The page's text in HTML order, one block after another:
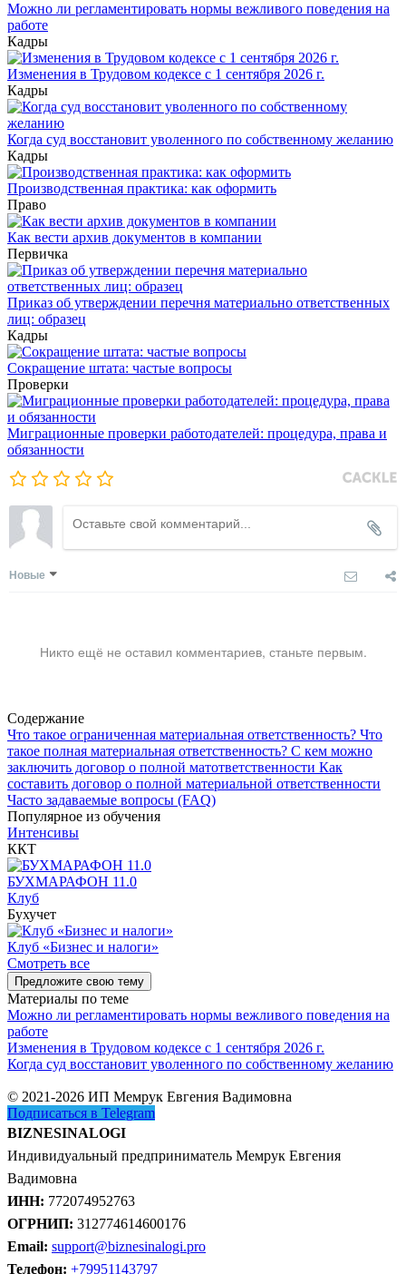
Можно ли регламентировать нормы вежливого поведения на
работе
Кадры
Изменения в Трудовом кодексе с 1 сентября 2026 г.
Кадры
Когда суд восстановит уволенного по собственному желанию
Кадры
Производственная практика: как оформить
Право
Как вести архив документов в компании
Первичка
Приказ об утверждении перечня материально ответственных
лиц: образец
Кадры
Сокращение штата: частые вопросы
Проверки
Миграционные проверки работодателей: процедура, права и
обязанности
Новые
Никто ещё не оставил комментариев, станьте первым.
Содержание
Что такое ограниченная материальная ответственность? Что
такое полная материальная ответственность? С кем можно
заключить договор о полной матответственности Как
составить договор о полной материальной ответственности
Часто задаваемые вопросы (FAQ)
Популярное из обучения
Интенсивы
ККТ
БУХМАРАФОН 11.0
Клуб
Бухучет
Клуб «Бизнес и налоги»
Смотреть все
Предложите свою тему
Материалы по теме
Можно ли регламентировать нормы вежливого поведения на
работе
Изменения в Трудовом кодексе с 1 сентября 2026 г.
Когда суд восстановит уволенного по собственному желанию
© 2021-2026 ИП Мемрук Евгения Вадимовна
Подписаться в Telegram
BIZNESINALOGI
Индивидуальный предприниматель Мемрук Евгения
Вадимовна
ИНН: 772074952763
ОГРНИП: 312774614600176
Email: support@biznesinalogi.pro
Телефон: +79951143797